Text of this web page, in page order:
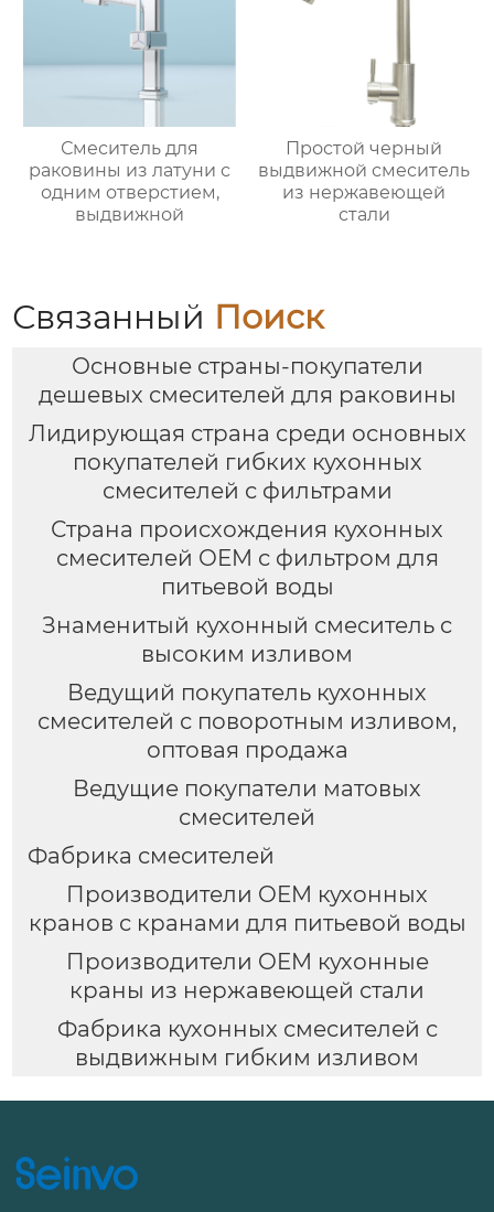
Смеситель для
раковины из латуни с
одним отверстием,
выдвижной
Простой черный
выдвижной смеситель
из нержавеющей
стали
Связанный Поиск
Основные страны-покупатели
дешевых смесителей для раковины
Лидирующая страна среди основных
покупателей гибких кухонных
смесителей с фильтрами
Страна происхождения кухонных
смесителей OEM с фильтром для
питьевой воды
Знаменитый кухонный смеситель с
высоким изливом
Ведущий покупатель кухонных
смесителей с поворотным изливом,
оптовая продажа
Ведущие покупатели матовых
смесителей
Фабрика смесителей
Производители OEM кухонных
кранов с кранами для питьевой воды
Производители OEM кухонные
краны из нержавеющей стали
Фабрика кухонных смесителей с
выдвижным гибким изливом